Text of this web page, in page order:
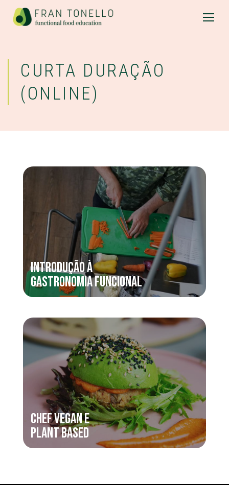
CURTA DURAÇÃO
(ONLINE)
Introdução à
Gastronomia Funcional
Chef Vegan e
Plant Based